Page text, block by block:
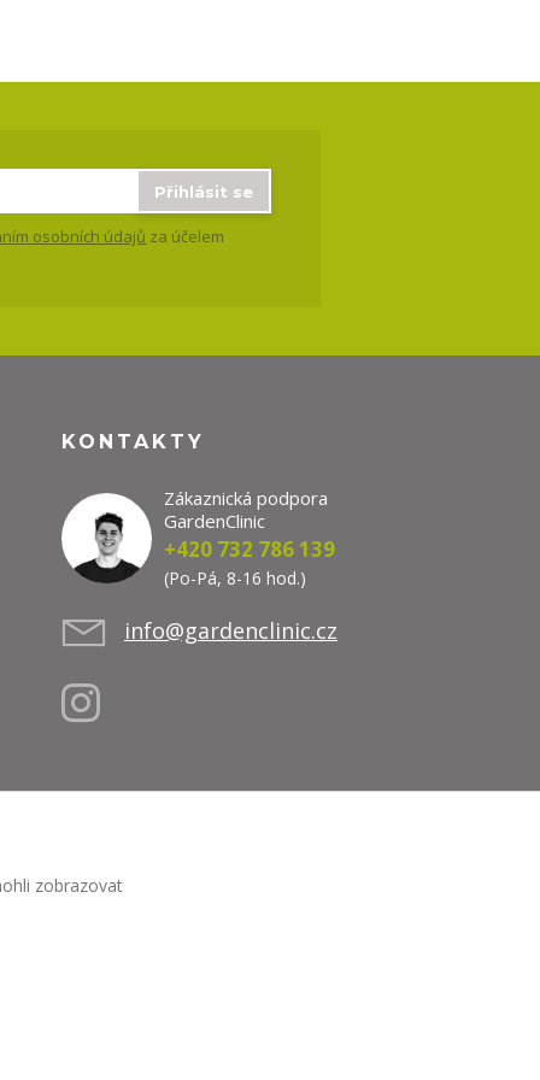
Přihlásit se
osobních údajů za účelem
KONTAKTY
Zákaznická podpora
GardenClinic
+420 732 786 139
(Po-Pá, 8-16 hod.)
info@gardenclinic.cz
zobrazovat